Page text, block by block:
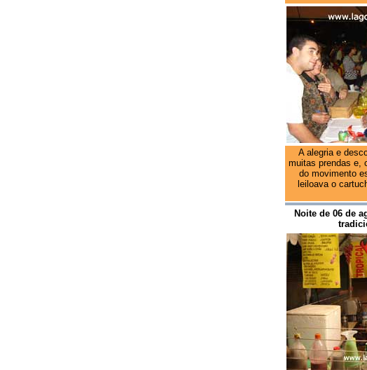
A alegria e
muitas prendas e,
do movimento
leiloava o
Noite de 06 de